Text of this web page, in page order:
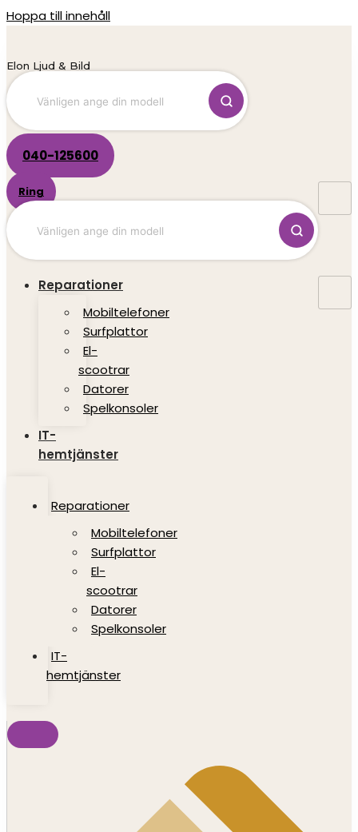
Hoppa till innehåll
Elon Ljud & Bild
040-125600
Ring
Reparationer
Mobiltelefoner
Surfplattor
El-
scootrar
Datorer
Spelkonsoler
IT-
hemtjänster
Reparationer
Mobiltelefoner
Surfplattor
El-
scootrar
Datorer
Spelkonsoler
IT-
hemtjänster